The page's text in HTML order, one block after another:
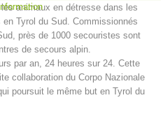
animaux en détresse dans les
Tyrol du Sud. Commissionnés
près de 1000 secouristes sont
de secours alpin.
par an, 24 heures sur 24. Cette
collaboration du Corpo Nazionale
poursuit le même but en Tyrol du